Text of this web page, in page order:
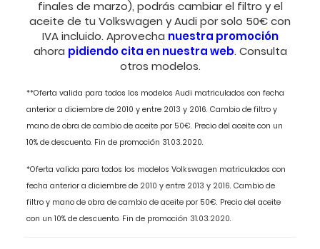
finales de marzo), podrás cambiar el filtro y el
aceite de tu Volkswagen y Audi por solo 50€ con
IVA incluido. Aprovecha nuestra promoción
ahora pidiendo cita en nuestra web. Consulta
otros modelos.
**Oferta valida para todos los modelos Audi matriculados con fecha
anterior a diciembre de 2010 y entre 2013 y 2016. Cambio de filtro y
mano de obra de cambio de aceite por 50€. Precio del aceite con un
10% de descuento. Fin de promoción 31.03.2020.
*Oferta valida para todos los modelos Volkswagen matriculados con
fecha anterior a diciembre de 2010 y entre 2013 y 2016. Cambio de
filtro y mano de obra de cambio de aceite por 50€. Precio del aceite
con un 10% de descuento. Fin de promoción 31.03.2020.